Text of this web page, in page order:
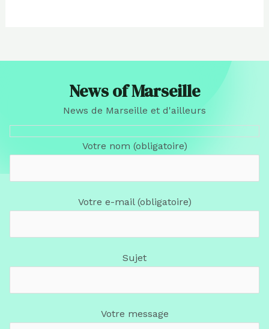
News of Marseille
News de Marseille et d'ailleurs
Votre nom (obligatoire)
Votre e-mail (obligatoire)
Sujet
Votre message